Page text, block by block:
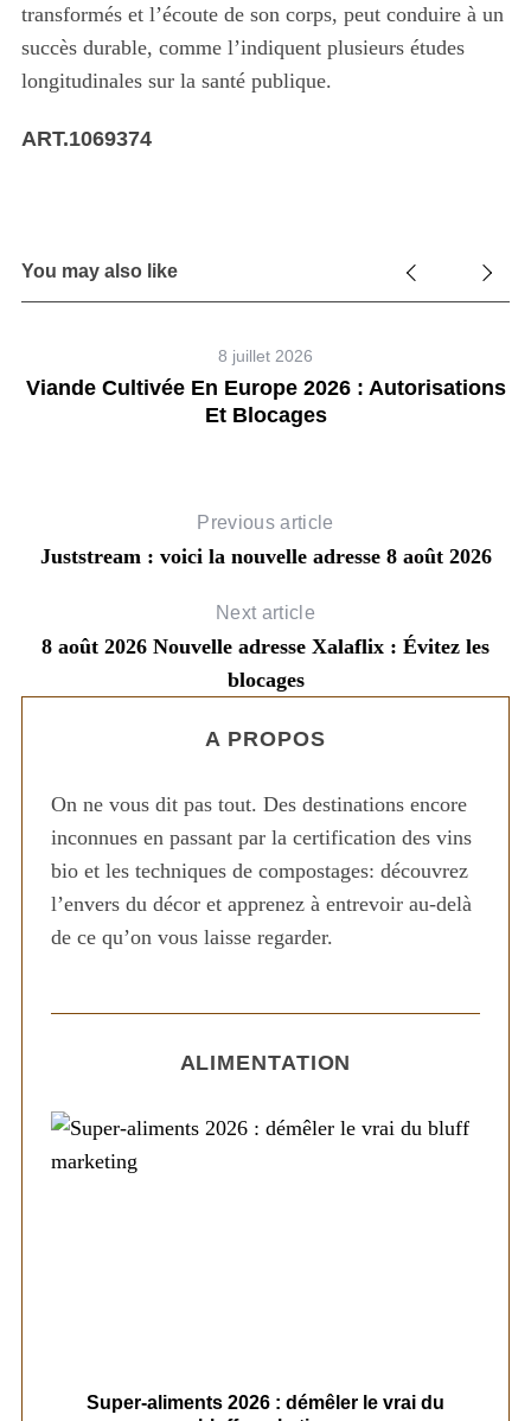
transformés et l’écoute de son corps, peut conduire à un
succès durable, comme l’indiquent plusieurs études
longitudinales sur la santé publique.
ART.1069374
You may also like
8 juillet 2026
Viande Cultivée En Europe 2026 : Autorisations
Et Blocages
Previous article
Juststream : voici la nouvelle adresse 8 août 2026
Next article
8 août 2026 Nouvelle adresse Xalaflix : Évitez les
blocages
A PROPOS
On ne vous dit pas tout. Des destinations encore
inconnues en passant par la certification des vins
bio et les techniques de compostages: découvrez
l’envers du décor et apprenez à entrevoir au-delà
de ce qu’on vous laisse regarder.
ALIMENTATION
Super-aliments 2026 : démêler le vrai du